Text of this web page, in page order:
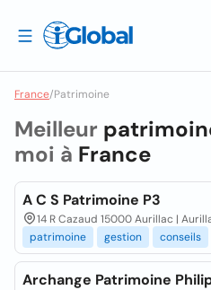
France/Patrimoine
Meilleur
moi à France
A C S Patrimoine P3
14 R Cazaud 15000 Aurillac |
patrimoine
gestion conseils
Archange Patrimoine